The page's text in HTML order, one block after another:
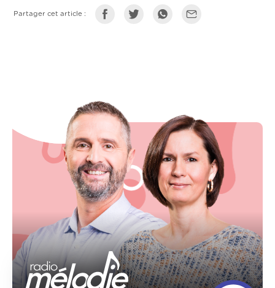
Partager cet article :